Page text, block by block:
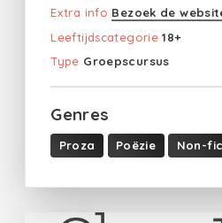
Extra info Bezoek de
Leeftijdscategorie 18+
Type Groepscursus
Genres
Proza Poëzie Non-